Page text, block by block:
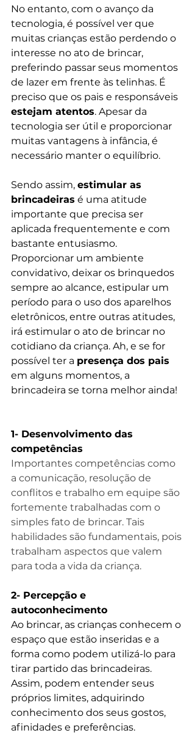
No entanto, com o avanço da
tecnologia, é possível ver que
muitas crianças estão perdendo o
interesse no ato de brincar,
preferindo passar seus momentos
de lazer em frente às telinhas. É
preciso que os pais e responsáveis
estejam atentos. Apesar da
tecnologia ser útil e proporcionar
muitas vantagens à infância, é
necessário manter o equilíbrio.
Sendo assim, estimular as
brincadeiras é uma atitude
importante que precisa ser
aplicada frequentemente e com
bastante entusiasmo.
Proporcionar um ambiente
convidativo, deixar os brinquedos
sempre ao alcance, estipular um
período para o uso dos aparelhos
eletrônicos, entre outras atitudes,
irá estimular o ato de brincar no
cotidiano da criança. Ah, e se for
possível ter a presença dos pais
em alguns momentos, a
brincadeira se torna melhor ainda!
1- Desenvolvimento das
competências
Importantes competências como
a comunicação, resolução de
conflitos e trabalho em equipe são
fortemente trabalhadas com o
simples fato de brincar. Tais
habilidades são fundamentais, pois
trabalham aspectos que valem
para toda a vida da criança.
2- Percepção e
autoconhecimento
Ao brincar, as crianças conhecem o
espaço que estão inseridas e a
forma como podem utilizá-lo para
tirar partido das brincadeiras.
Assim, podem entender seus
próprios limites, adquirindo
conhecimento dos seus gostos,
afinidades e preferências.